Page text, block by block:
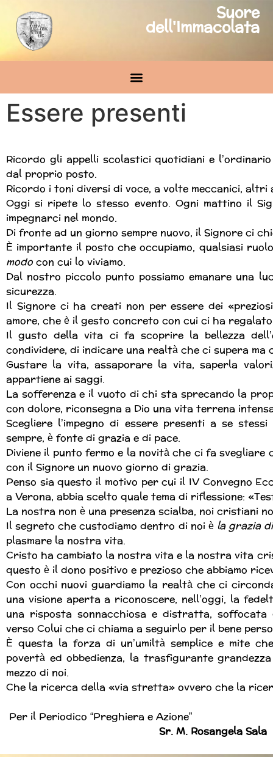
Suore
dell'Immacolata
Essere presenti
Ricordo gli appelli scolastici quotidiani e
dal proprio posto.
Ricordo i toni diversi di voce, a volte meccanici,
Oggi si ripete lo stesso evento. Ogni mattino il
impegnarci nel mondo.
Di fronte ad un giorno sempre nuovo, il Signore ci
È importante il posto che occupiamo, qualsiasi
modocon cui lo viviamo.
Dal nostro piccolo punto possiamo emanare una
sicurezza.
Il Signore ci ha creati non per essere dei
amore, che è il gesto concreto con cui ci ha
Il gusto della vita ci fa scoprire la bellezza
condividere, di indicare una realtà che ci supera ma
Gustare la vita, assaporare la vita, saperla
appartiene ai saggi.
La sofferenza e il vuoto di chi sta sprecando la
con dolore, riconsegna a Dio una vita terrena
Scegliere l’impegno di essere presenti a se
sempre, è fonte di grazia e di pace.
Diviene il punto fermo e la novità che ci fa
con il Signore un nuovo giorno di grazia.
Penso sia questo il motivo per cui il IV Convegno
a Verona, abbia scelto quale tema di riflessione:
La nostra non è una presenza scialba, noi cristiani
Il segreto che custodiamo dentro di noi è la grazia
plasmare la nostra vita.
Cristo ha cambiato la nostra vita e la nostra vita
questo è il dono positivo e prezioso che abbiamo
Con occhi nuovi guardiamo la realtà che ci
una visione aperta a riconoscere, nell’oggi, la
una risposta sonnacchiosa e distratta, soffocata
verso Colui che ci chiama a seguirlo per il bene
È questa la forza di un’umiltà semplice e mite
povertà ed obbedienza, la trasfigurante
mezzo di noi.
Che la ricerca della «via stretta» ovvero che la
Per il Periodico “Preghiera e Azione”
Sr. M. Rosangela Sala